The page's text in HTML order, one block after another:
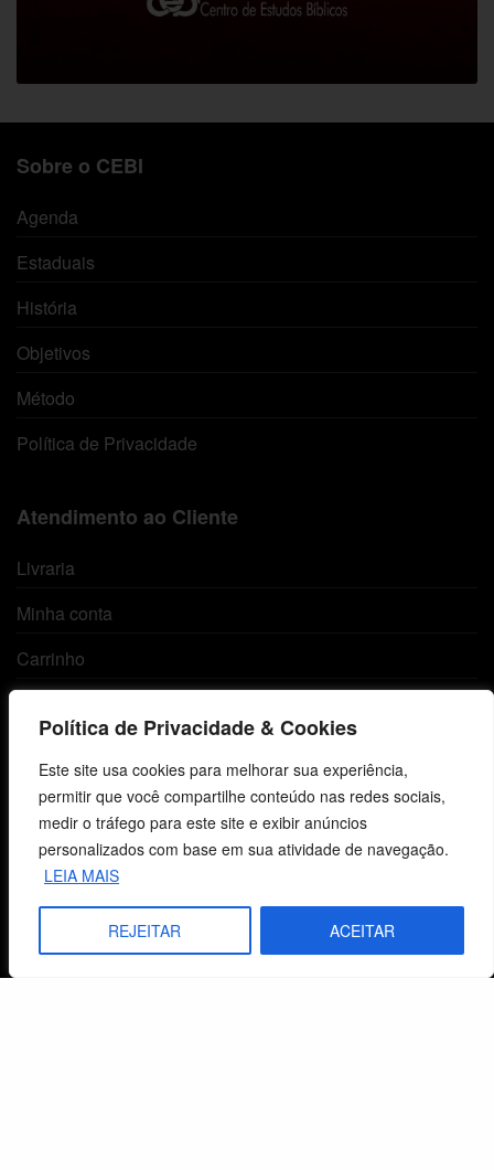
Política de Privacidade & Cookies
Este site usa cookies para melhorar sua experiência,
permitir que você compartilhe conteúdo nas redes sociais,
medir o tráfego para este site e exibir anúncios
personalizados com base em sua atividade de navegação.
LEIA MAIS
REJEITAR ACEITAR
Sobre o CEBI
Agenda
Estaduais
História
Objetivos
Método
Política de Privacidade
Atendimento ao Cliente
Livraria
Minha conta
Carrinho
Centro de Estudos Bíblicos
CNPJ: 29.832.607/0001-10